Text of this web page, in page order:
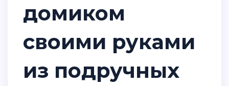
домиком
своими руками
из подручных